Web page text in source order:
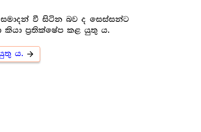
වී සිටින බව ද සෙස්සන්ට
ප්‍ර‍තික්ෂේප කළ යුතු ය.
ය. arrow_forward